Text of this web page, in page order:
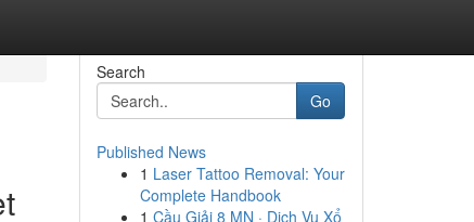
Search
Go
Published News
1 Laser Tattoo Removal: Your
Complete Handbook
1 Cầu Giải 8 MN · Dịch Vụ Xổ